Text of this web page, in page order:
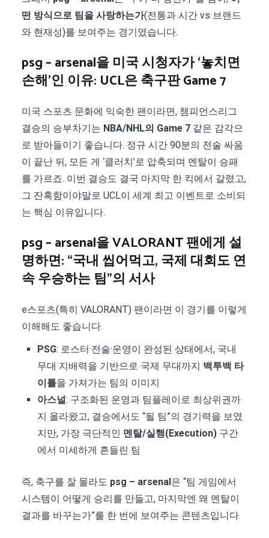
떤 방식으로 팀을 사랑하는가(전통과 시간 vs 브랜드
와 현재성)를 보여주는 경기였습니다.
psg – arsenal을 미국 시청자가 ‘놓치면
손해’인 이유: UCL은 축구판 Game 7
미국 스포츠 문화에 익숙한 팬이라면, 챔피언스리그
결승의 승부차기는 NBA/NHL의 Game 7 같은 감각으
로 받아들이기 좋습니다. 정규 시간 90분의 전술 싸움
이 끝난 뒤, 모든 게 ‘클러치’로 압축되며 멘탈이 승패
를 가르죠. 이번 결승도 결국 마지막 한 킥에서 갈렸고,
그 잔혹함이야말로 UCL이 세계 최고 이벤트로 소비되
는 핵심 이유입니다.
psg – arsenal을 VALORANT 팬에게 설
명하면: “국내 씹어먹고, 국제 대회도 연
속 우승하는 팀”의 서사
e스포츠(특히 VALORANT) 팬이라면 이 경기를 이렇게
이해해도 좋습니다.
PSG: 로스터·전술·운영이 완성된 상태에서, 국내
무대 지배력을 기반으로 국제 무대까지 백투백 타
이틀을 가져가는 팀의 이미지
아스널: 구조화된 운영과 팀플레이로 최상위권까
지 올라왔고, 결승에서도 “될 팀”의 경기력을 보였
지만, 가장 극단적인 멘탈/실행(Execution)구간
에서 미세하게 흔들린 팀
즉, 축구를 잘 몰라도 psg – arsenal 은 “팀 게임에서
시스템이 어떻게 승리를 만들고, 마지막엔 왜 멘탈이
결과를 바꾸는가”를 한 번에 보여주는 콘텐츠입니다.